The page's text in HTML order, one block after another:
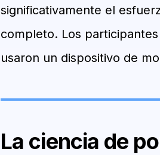
significativamente el
completo. Los
usaron un dispositivo de
La ciencia de